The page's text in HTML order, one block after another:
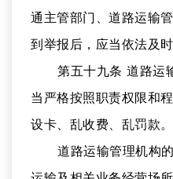
通主管部门、道路运输
到举报后，应当依法及时
第五十九条 道路运
当严格按照职责权限和
设卡、乱收费、乱罚款。
道路运输管理机构